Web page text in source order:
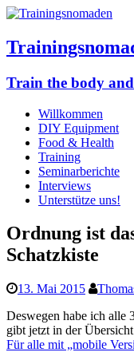
Train the body
Willkommen
DIY Equipment
Food & Health
Training
Seminarberichte
Interviews
Unterstütze uns!
Ordnung ist
Schatzkiste
13. Mai 2015
Deswegen habe ich alle
gibt jetzt in der
Für alle mit „mobile